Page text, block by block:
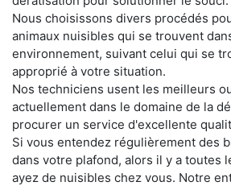
Nous choisissons divers procédés
animaux nuisibles qui se trouvent
environnement, suivant celui qui se
approprié à votre situation.
Nos techniciens usent les meilleurs
actuellement dans le domaine de la
procurer un service d'excellente
Si vous entendez régulièrement des
dans votre plafond, alors il y a toutes
ayez de nuisibles chez vous. Notre